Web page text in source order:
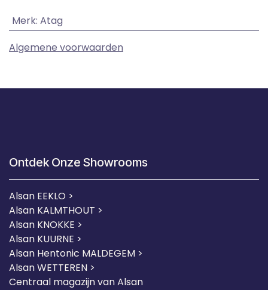
Merk: Atag
Algemene voorwaarden
Ontdek Onze Showrooms
Alsan EEKLO >
Alsan KALMTHOUT >
Alsan KNOKKE >
Alsan KUURNE >
Alsan Hentonic MALDEGEM >
Alsan WETTEREN >
Centraal magazijn van Alsan